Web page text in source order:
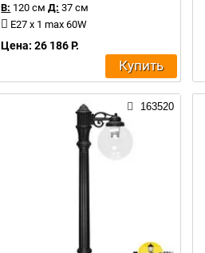
В: 120 см Д: 37 см
E27 x 1 max 60W
Цена: 26 186 Р.
Купить
163520